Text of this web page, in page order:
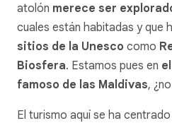
atolón merece ser
cuales están habitadas y que
sitios de la Unesco como
Biosfera. Estamos pues en
famoso de las Maldivas,
El turismo aquí se ha